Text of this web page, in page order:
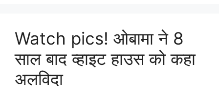
Watch pics! ओबामा ने 8
साल बाद व्हाइट हाउस को कहा
अलविदा